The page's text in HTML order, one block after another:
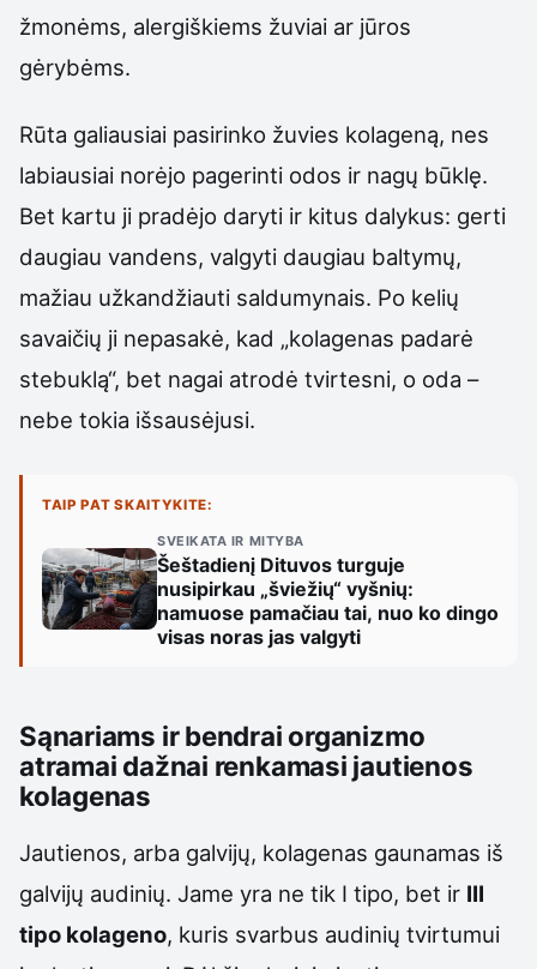
žmonėms, alergiškiems žuviai ar jūros
gėrybėms.
Rūta galiausiai pasirinko žuvies kolageną, nes
labiausiai norėjo pagerinti odos ir nagų būklę.
Bet kartu ji pradėjo daryti ir kitus dalykus: gerti
daugiau vandens, valgyti daugiau baltymų,
mažiau užkandžiauti saldumynais. Po kelių
savaičių ji nepasakė, kad „kolagenas padarė
stebuklą“, bet nagai atrodė tvirtesni, o oda –
nebe tokia išsausėjusi.
TAIP PAT SKAITYKITE:
SVEIKATA IR MITYBA
Šeštadienį Dituvos turguje
nusipirkau „šviežių“ vyšnių:
namuose pamačiau tai, nuo ko dingo
visas noras jas valgyti
Sąnariams ir bendrai organizmo
atramai dažnai renkamasi jautienos
kolagenas
Jautienos, arba galvijų, kolagenas gaunamas iš
galvijų audinių. Jame yra ne tik I tipo, bet ir III
tipo kolageno, kuris svarbus audinių tvirtumui